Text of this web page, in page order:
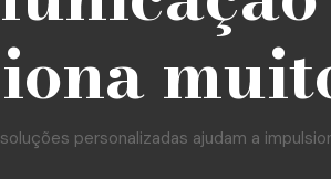
personalizadas ajudam a